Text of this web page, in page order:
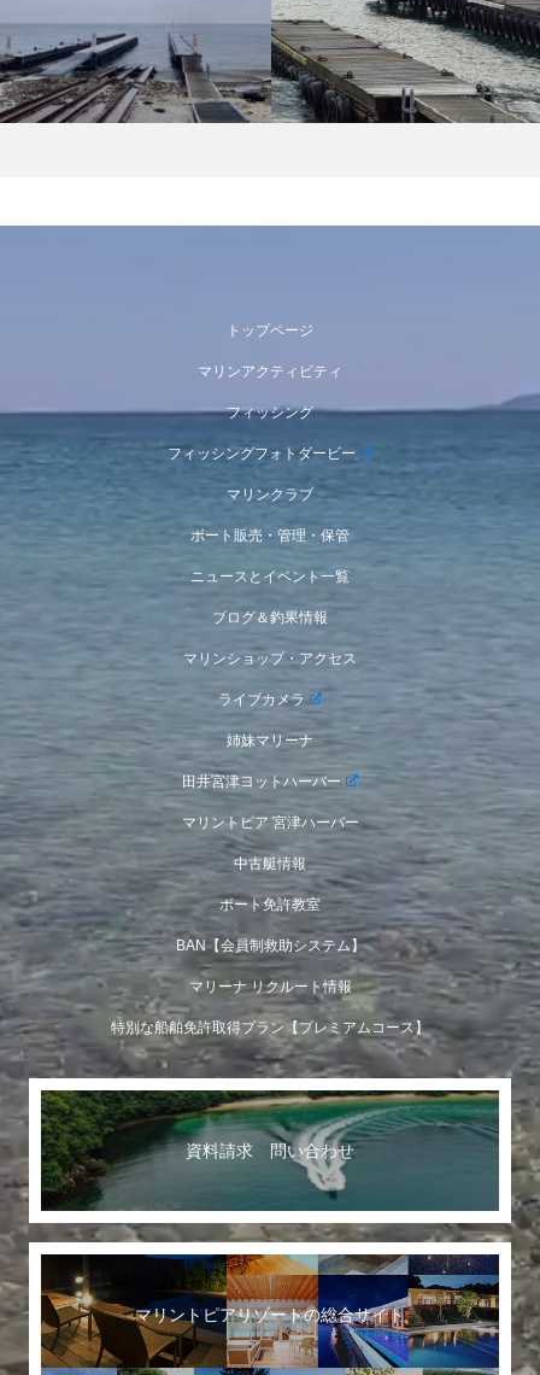
トップページ
マリンアクティビティ
フィッシング
フィッシングフォトダービー
マリンクラブ
ボート販売・管理・保管
ニュースとイベント一覧
ブログ＆釣果情報
マリンショップ・アクセス
ライブカメラ
姉妹マリーナ
田井宮津ヨットハーバー
マリントピア 宮津ハーバー
中古艇情報
ボート免許教室
BAN【会員制救助システム】
マリーナ リクルート情報
特別な船舶免許取得プラン【プレミアムコース】
資料請求 問い合わせ
マリントピアリゾートの総合サイト